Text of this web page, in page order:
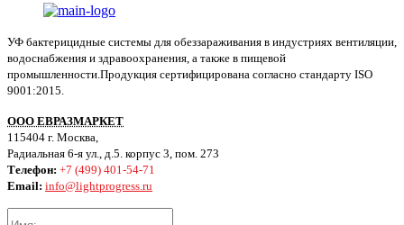
УФ бактерицидные системы для обеззараживания в индустриях вентиляции,
водоснабжения и здравоохранения, а также в пищевой
промышленности.Продукция сертифицирована согласно стандарту ISO
9001:2015.
ООО ЕВРАЗМАРКЕТ
115404 г. Москва,
Радиальная 6-я ул., д.5. корпус 3, пом. 273
Телефон: +7 (499) 401-54-71
Email: info@lightprogress.ru